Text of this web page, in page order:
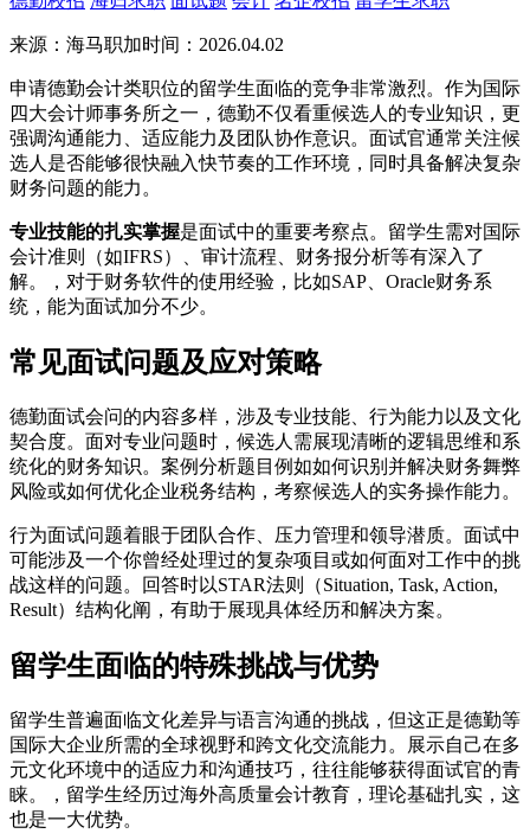
来源：海马职加时间：2026.04.02
申请德勤会计类职位的留学生面临的竞争非常激烈。作为国际
四大会计师事务所之一，德勤不仅看重候选人的专业知识，更
强调沟通能力、适应能力及团队协作意识。面试官通常关注候
选人是否能够很快融入快节奏的工作环境，同时具备解决复杂
财务问题的能力。
专业技能的扎实掌握是面试中的重要考察点。留学生需对国际
会计准则（如IFRS）、审计流程、财务报分析等有深入了
解。，对于财务软件的使用经验，比如SAP、Oracle财务系
统，能为面试加分不少。
常见面试问题及应对策略
德勤面试会问的内容多样，涉及专业技能、行为能力以及文化
契合度。面对专业问题时，候选人需展现清晰的逻辑思维和系
统化的财务知识。案例分析题目例如如何识别并解决财务舞弊
风险或如何优化企业税务结构，考察候选人的实务操作能力。
行为面试问题着眼于团队合作、压力管理和领导潜质。面试中
可能涉及一个你曾经处理过的复杂项目或如何面对工作中的挑
战这样的问题。回答时以STAR法则（Situation, Task, Action,
Result）结构化阐，有助于展现具体经历和解决方案。
留学生面临的特殊挑战与优势
留学生普遍面临文化差异与语言沟通的挑战，但这正是德勤等
国际大企业所需的全球视野和跨文化交流能力。展示自己在多
元文化环境中的适应力和沟通技巧，往往能够获得面试官的青
睐。，留学生经历过海外高质量会计教育，理论基础扎实，这
也是一大优势。